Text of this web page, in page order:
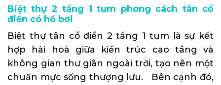
Biệt thự 2 tầng 1 tum phong cách tân cổ
điển có hồ bơi
Biệt thự tân cổ điển 2 tầng 1 tum là sự kết
hợp hài hoà giữa kiến trúc cao tầng và
không gian thư giãn ngoài trời, tạo nên một
chuẩn mực sống thượng lưu. Bên cạnh đó,